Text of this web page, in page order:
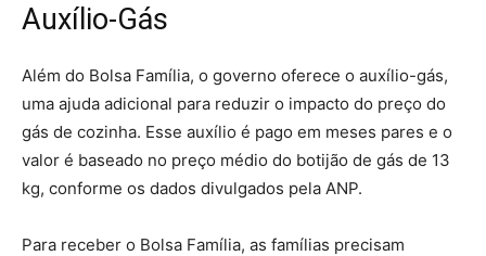
Auxílio-Gás
Além do Bolsa Família, o governo oferece o auxílio-gás,
uma ajuda adicional para reduzir o impacto do preço do
gás de cozinha. Esse auxílio é pago em meses pares e o
valor é baseado no preço médio do botijão de gás de 13
kg, conforme os dados divulgados pela ANP.
Para receber o Bolsa Família, as famílias precisam